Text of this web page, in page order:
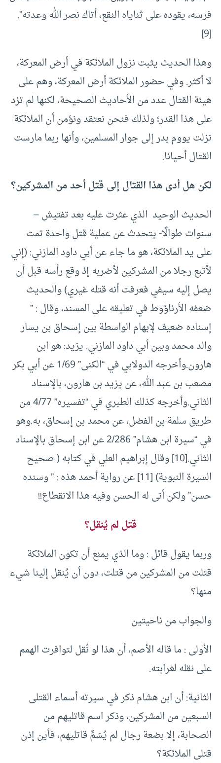
فرسه، يقوده على ثناياه النقع، أتاك نصر الله وعدته”.
[9]
وهذا الحديث يثبت نزول الملائكة في أرض المعركة،
لا أكثر. وفي حضور الملائكة أرض المعركة، وهم على
هيئة القتال عدد من الأحاديث الصحيحة، لكنها لم تزد
على هذا القدر؛ ولذلك فنحن نعتقد ونؤمن أن الملائكة
نزلت يووم بدر إلى جوار المسلمين، وأنها ربما مارست
القتال أحيانا.
لكن هل أدى هذا القتال إلى قتل أحد من المشركين؟
الحديث الوحيد الذي عثرت عليه بعد تفتيش –
سنوات طوالًا- يتحدث عن عملية قتل واحدة تمت
على يد الملائكة، هو ما جاء عن أبي داود المازني: (إني
لأتبع رجلا من المشركين لأضربه إذ وقع رأسه قبل أن
يصل إليه سيفي فعرفت أنه قتله غيري) والحديث
ضعفه الأرناؤوط في تعليقه على المسند، وقال : ”
إسناده ضعيف لإبهام الواسطة بين إسحاق بن يسار
والد محمد وبين أبي داود المازني. يزيد: هو ابن
هارون.وأخرجه الدولابي في “الكنى” 1/69 عن أبي بكر
مصعب بن عبد الله، عن يزيد بن هارون، بالإسناد
الثاني.وأخرجه كذلك الطبري في “تفسيره” 4/77 من
طريق سلمة بن الفضل، عن محمد بن إسحاق، به.وهو
في “سيرة ابن هشام” 2/286 عن ابن إسحاق بالإسناد
الثاني.[10]
وقال إبراهيم العلي في كتابه ( صحيح
السيرة النبوية)[11]
عن رواية أحمد هذه : ” وسنده
حسن” ولكن أنى له الحسن وفيه هذا الانقطاع!!
قتل لم يُنقل؟
وربما يقول قائل : وما الذي يمنع أن تكون الملائكة
قتلت من المشركين من قتلت، دون أن يُنقل إلينا شيء
منها؟
والجواب من ناحيتين
الأولى : ما قاله الأصم، أن هذا لو نُقل لتوافرت الهمم
على نقله لغرابته.
الثانية: أن ابن هشام ذكر في سيرته أسماء القتلى
السبعين من المشركين، وذكر اسم قاتليهم من
الصحابة، إلا بضعة رجال لم يُسَمِّ قاتليهم، فأين إذن
قتلى الملائكة؟